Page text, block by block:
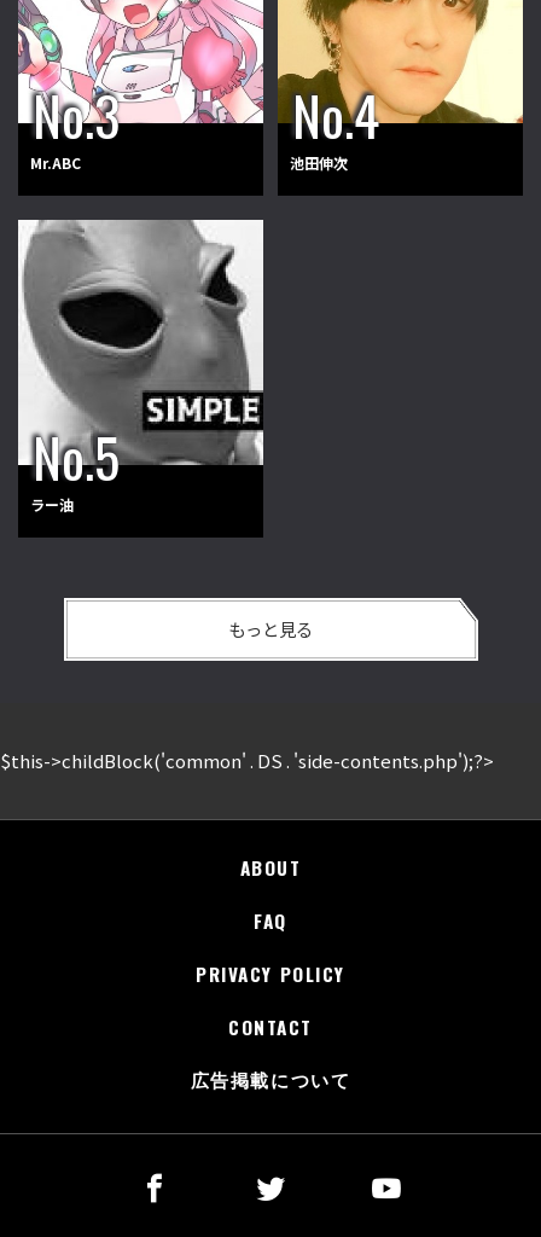
Mr.ABC 池田伸次
ラー油
もっと見る
$this->childBlock('common' . DS . 'side-contents.php');?>
ABOUT
FAQ
PRIVACY POLICY
CONTACT
広告掲載について